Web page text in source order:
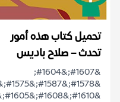
تحميل كتاب هذه أمور
تحدث – صلاح باديس
&#1607;&#1604;
&#1610;&#1608;&#1605;&...